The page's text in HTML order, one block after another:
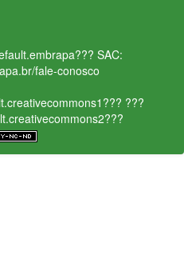
SAC:
fale-conosco
???